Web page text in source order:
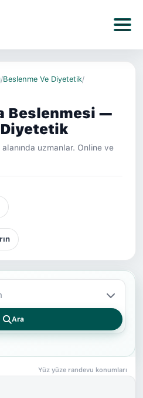
/Beslenme Ve Diyetetik/
Beslenmesi —
Diyetetik
uzmanlar. Online ve
Ara
Yüz yüze randevu konumları